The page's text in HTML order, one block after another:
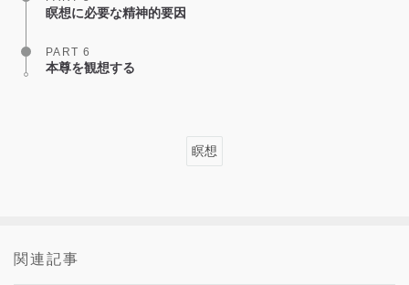
瞑想に必要な精神的要因
PART 6
本尊を観想する
瞑想
関連記事